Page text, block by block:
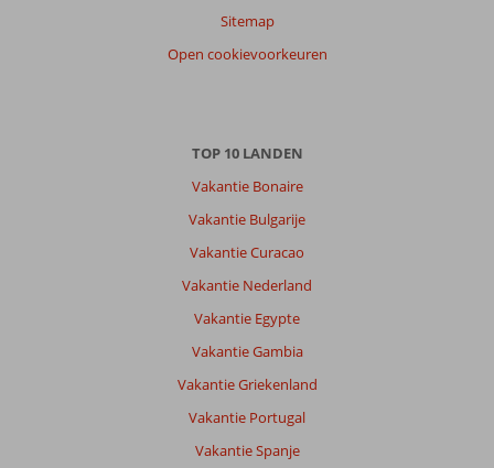
Sitemap
Open cookievoorkeuren
TOP 10 LANDEN
Vakantie Bonaire
Vakantie Bulgarije
Vakantie Curacao
Vakantie Nederland
Vakantie Egypte
Vakantie Gambia
Vakantie Griekenland
Vakantie Portugal
Vakantie Spanje